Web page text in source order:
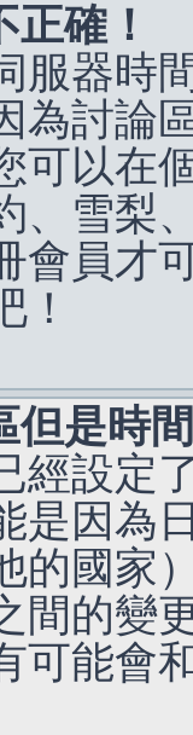
確！
服器時
為討論
可以在
、雪梨
會員才
！
但是時
經設定
是因為
的國家
間的變
可能會